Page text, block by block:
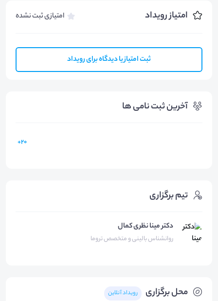
امتیاز رویداد امتیازی ثبت نشده
ثبت امتیاز یا دیدگاه برای رویداد
آخرین ثبت نامی ها
20+
محل برگزاری رویداد آنلاین
تیم برگزاری
دکتر مینا نظری کمال
روانشناس بالینی و متخصص تروما